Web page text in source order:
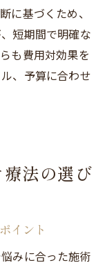
に基づくため、
短期間で明確な
も費用対効果を
、予算に合わせ
法の選び
イント
みに合った施術